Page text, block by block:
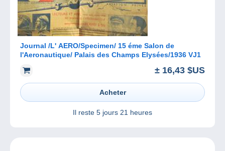
Journal /L' AERO/Specimen/ 15 éme Salon de
l'Aeronautique/ Palais des Champs Elysées/1936 VJ1
± 16,43 $US
Acheter
Il reste 5 jours 21 heures